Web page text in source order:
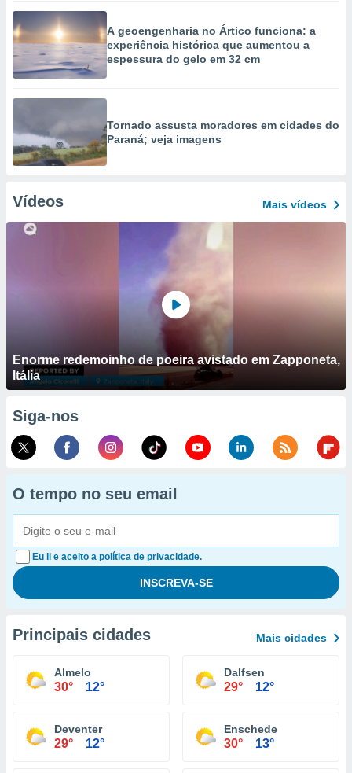
A geoengenharia no Ártico funciona: a
experiência histórica que aumentou a
espessura do gelo em 32 cm
Tornado assusta moradores em cidades do
Paraná; veja imagens
Vídeos Mais vídeos
Enorme redemoinho de poeira avistado em Zapponeta,
Itália
Siga-nos
O tempo no seu email
Eu li e aceito a política de privacidade.
Principais cidades Mais cidades
Almelo
30° 12°
Dalfsen
29° 12°
Deventer
29° 12°
Enschede
30° 13°